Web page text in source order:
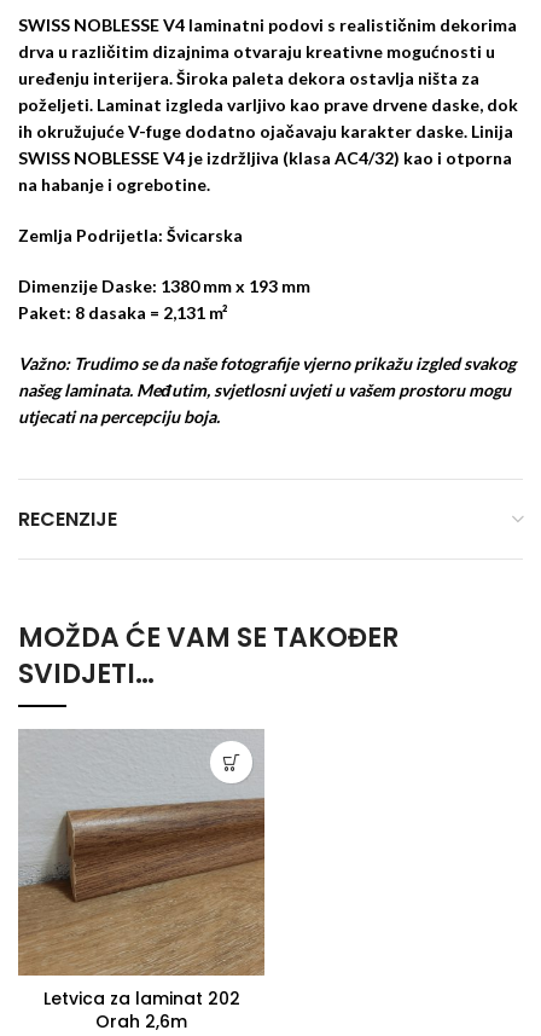
SWISS NOBLESSE V4 laminatni podovi s realističnim dekorima
drva u različitim dizajnima otvaraju kreativne mogućnosti u
uređenju interijera. Široka paleta dekora ostavlja ništa za
poželjeti. Laminat izgleda varljivo kao prave drvene daske, dok
ih okružujuće V-fuge dodatno ojačavaju karakter daske. Linija
SWISS NOBLESSE V4 je izdržljiva (klasa AC4/32) kao i otporna
na habanje i ogrebotine.
Zemlja Podrijetla: Švicarska
Dimenzije Daske: 1380 mm x 193 mm
Paket: 8 dasaka = 2,131 m²
Važno: Trudimo se da naše fotografije vjerno prikažu izgled svakog
našeg laminata. Međutim, svjetlosni uvjeti u vašem prostoru mogu
utjecati na percepciju boja.
RECENZIJE
MOŽDA ĆE VAM SE TAKOĐER
SVIDJETI…
Letvica za laminat 202
Orah 2,6m